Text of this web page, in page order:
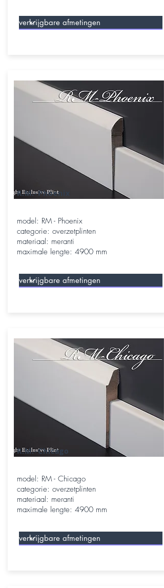
R.M.-Phoenix
model: RM - Phoenix
categorie: overzetplinten
materiaal: meranti
maximale lengte: 4900 mm
R.M.-Chicago
model: RM - Chicago
categorie: overzetplinten
materiaal: meranti
maximale lengte: 4900 mm